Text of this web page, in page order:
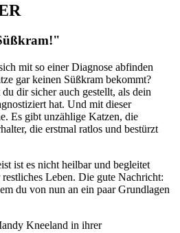
mit so einer Diagnose abfinden
gar keinen Süßkram bekommt?
dir sicher auch gestellt, als dein
hat. Und mit dieser
Es gibt unzählige Katzen, die
die erstmal ratlos und bestürzt
ist es nicht heilbar und begleitet
Leben. Die gute Nachricht:
du von nun an ein paar Grundlagen
Kneeland in ihrer